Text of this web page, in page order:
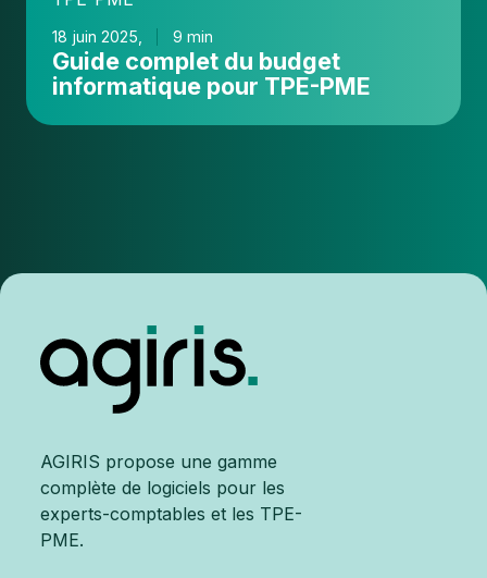
18 juin 2025, 9 min
Guide complet du budget
informatique pour TPE-PME
AGIRIS propose une gamme
complète de logiciels pour les
experts-comptables et les TPE-
PME.